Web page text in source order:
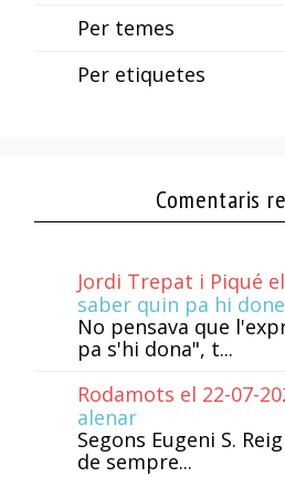
Per temes
Per etiquetes
Comentaris
Jordi Trepat i Piqué
saber quin pa hi
No pensava que
pa s'hi dona", t...
Rodamots el 22-07-
alenar
Segons Eugeni S.
de sempre...